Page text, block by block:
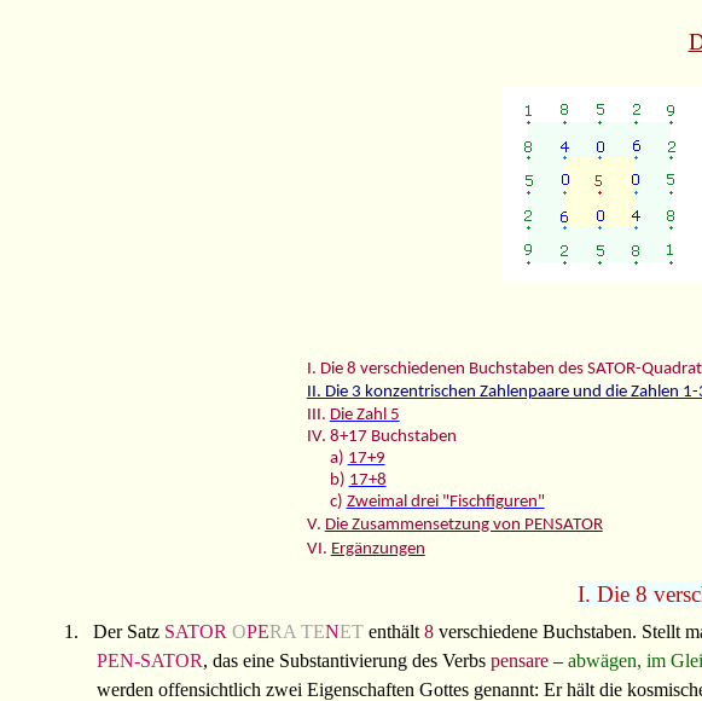
I. Die 8 verschiedenen Buchstaben des SATOR-
II. Die 3 konzentrischen Zahlenpaare und die Zahlen 1-
III. Die Zahl 5
IV. 8+17 Buchstaben
a) 17+9
b) 17+8
c) Zweimal drei "Fischfiguren"
V. Die Zusammensetzung von PENSATOR
VI. Ergänzungen
I. Die 8
1. Der Satz SATOR OPERA TENET enthält8 verschiedene Buchstaben. Stellt
PEN-SATOR, das eine Substantivierung des Verbs pensare– abwägen, im
werden offensichtlich zwei Eigenschaften Gottes genannt: Er hält die